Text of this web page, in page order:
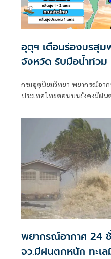
อุตุฯ เตือนร่องมรสุ
จังหวัด รับมือน้ำท่วม
กรมอุตุนิยมวิทยา พยากรณ์อาก
ประเทศไทยตอนบนยังคงมีฝน
พยากรณ์อากาศ 24
จว.มีฝนตกหนัก ทะเ